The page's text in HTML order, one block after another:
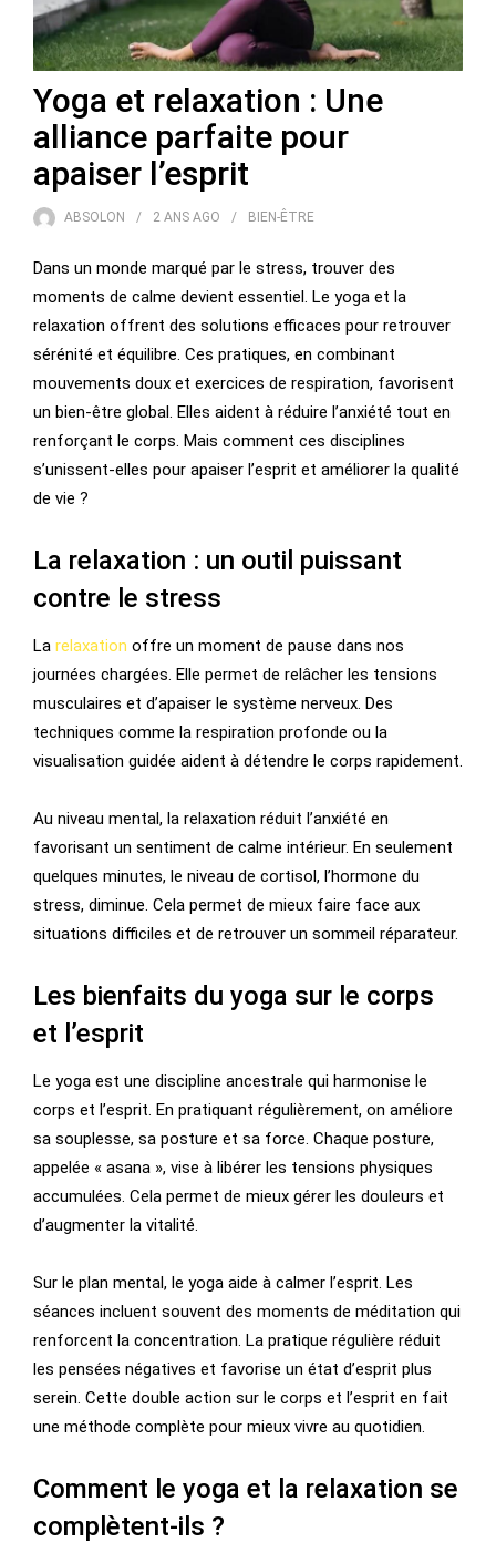
Yoga et relaxation : Une
alliance parfaite pour
apaiser l’esprit
ABSOLON 2 ANS AGO BIEN-ÊTRE
Dans un monde marqué par le stress, trouver des
moments de calme devient essentiel. Le yoga et la
relaxation offrent des solutions efficaces pour retrouver
sérénité et équilibre. Ces pratiques, en combinant
mouvements doux et exercices de respiration, favorisent
un bien-être global. Elles aident à réduire l’anxiété tout en
renforçant le corps. Mais comment ces disciplines
s’unissent-elles pour apaiser l’esprit et améliorer la qualité
de vie ?
La relaxation : un outil puissant
contre le stress
La relaxation offre un moment de pause dans nos
journées chargées. Elle permet de relâcher les tensions
musculaires et d’apaiser le système nerveux. Des
techniques comme la respiration profonde ou la
visualisation guidée aident à détendre le corps rapidement.
Au niveau mental, la relaxation réduit l’anxiété en
favorisant un sentiment de calme intérieur. En seulement
quelques minutes, le niveau de cortisol, l’hormone du
stress, diminue. Cela permet de mieux faire face aux
situations difficiles et de retrouver un sommeil réparateur.
Les bienfaits du yoga sur le corps
et l’esprit
Le yoga est une discipline ancestrale qui harmonise le
corps et l’esprit. En pratiquant régulièrement, on améliore
sa souplesse, sa posture et sa force. Chaque posture,
appelée « asana », vise à libérer les tensions physiques
accumulées. Cela permet de mieux gérer les douleurs et
d’augmenter la vitalité.
Sur le plan mental, le yoga aide à calmer l’esprit. Les
séances incluent souvent des moments de méditation qui
renforcent la concentration. La pratique régulière réduit
les pensées négatives et favorise un état d’esprit plus
serein. Cette double action sur le corps et l’esprit en fait
une méthode complète pour mieux vivre au quotidien.
Comment le yoga et la relaxation se
complètent-ils ?